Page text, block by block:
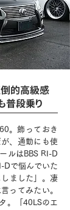
的高級感
普段乗り
。飾っておき
、通勤にも使
ルはBBS RI-D
Dで悩んでいた
ました」。凄
ってみたい。
。「40LSのエ